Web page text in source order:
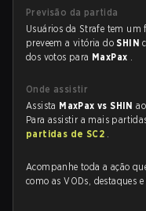
Previsão da partida
Usuários da Strafe tem
preveem a vitória doSHIN
dos votos para MaxPax
Onde assistir
Assista MaxPax vs SHIN
Para assistir a mais
partidas de SC2
Acompanhe toda a ação
como as VODs, destaques